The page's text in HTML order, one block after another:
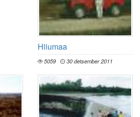
Hiiumaa
5059 30 detsember 2011